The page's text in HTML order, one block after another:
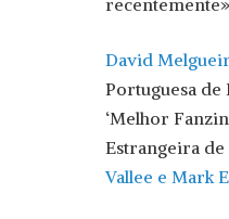
David
Portuguesa de
‘Melhor
Estrangeira de
Vallee e Mark